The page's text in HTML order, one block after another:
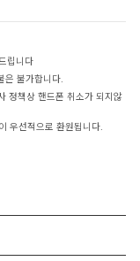
립니다
은 불가합니다.
정책상 핸드폰 취소가 되지않
우선적으로 환원됩니다.